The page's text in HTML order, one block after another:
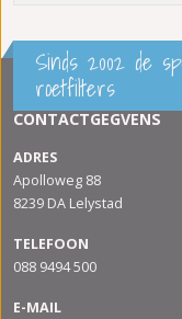
Sinds 2002 de
roetfilters
CONTACTGEGVENS
ADRES
Apolloweg 88
8239 DA Lelystad
TELEFOON
088 9494 500
E-MAIL